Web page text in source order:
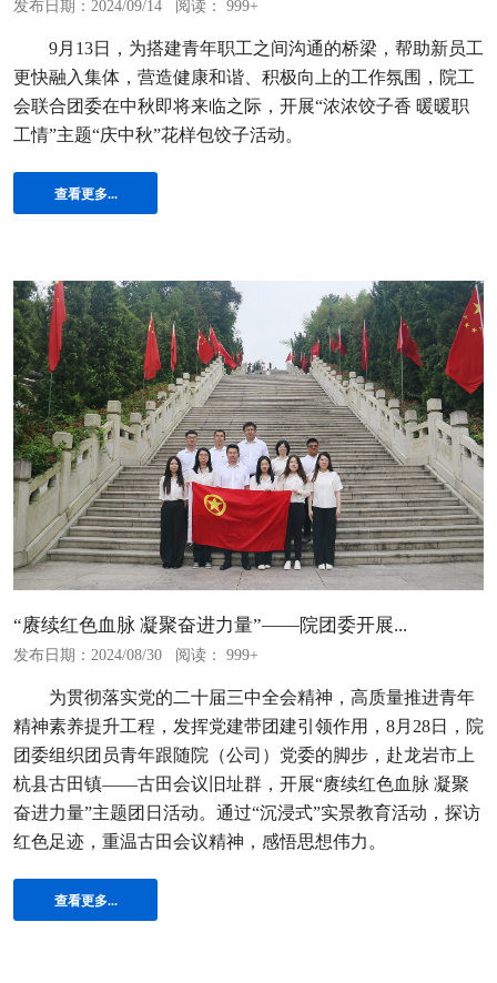
发布日期：2024/09/14 阅读： 999+
9月13日，为搭建青年职工之间沟通的桥梁，帮助新员工
更快融入集体，营造健康和谐、积极向上的工作氛围，院工
会联合团委在中秋即将来临之际，开展“浓浓饺子香 暖暖职
工情”主题“庆中秋”花样包饺子活动。
查看更多...
“赓续红色血脉 凝聚奋进力量”——院团委开展...
发布日期：2024/08/30 阅读： 999+
为贯彻落实党的二十届三中全会精神，高质量推进青年
精神素养提升工程，发挥党建带团建引领作用，8月28日，院
团委组织团员青年跟随院（公司）党委的脚步，赴龙岩市上
杭县古田镇——古田会议旧址群，开展“赓续红色血脉 凝聚
奋进力量”主题团日活动。通过“沉浸式”实景教育活动，探访
红色足迹，重温古田会议精神，感悟思想伟力。
查看更多...